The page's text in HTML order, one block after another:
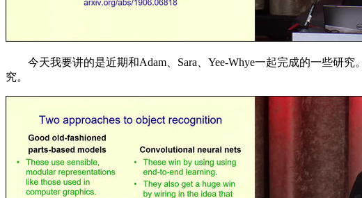
今天我要讲的是近期和Adam、Sara、Yee-Whye一起完成的一些研
究。